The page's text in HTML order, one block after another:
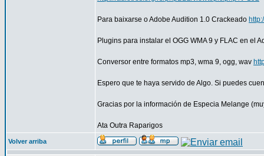
Para baixarse o Adobe Audition 1.0 Crackeado
Plugins para instalar el OGG WMA 9 y FLAC en el
Conversor entre formatos mp3, wma 9, ogg, wav
Espero que te haya servido de Algo. Si puedes
Gracias por la información de Especia Melange
Ata Outra Raparigos
Volver arriba